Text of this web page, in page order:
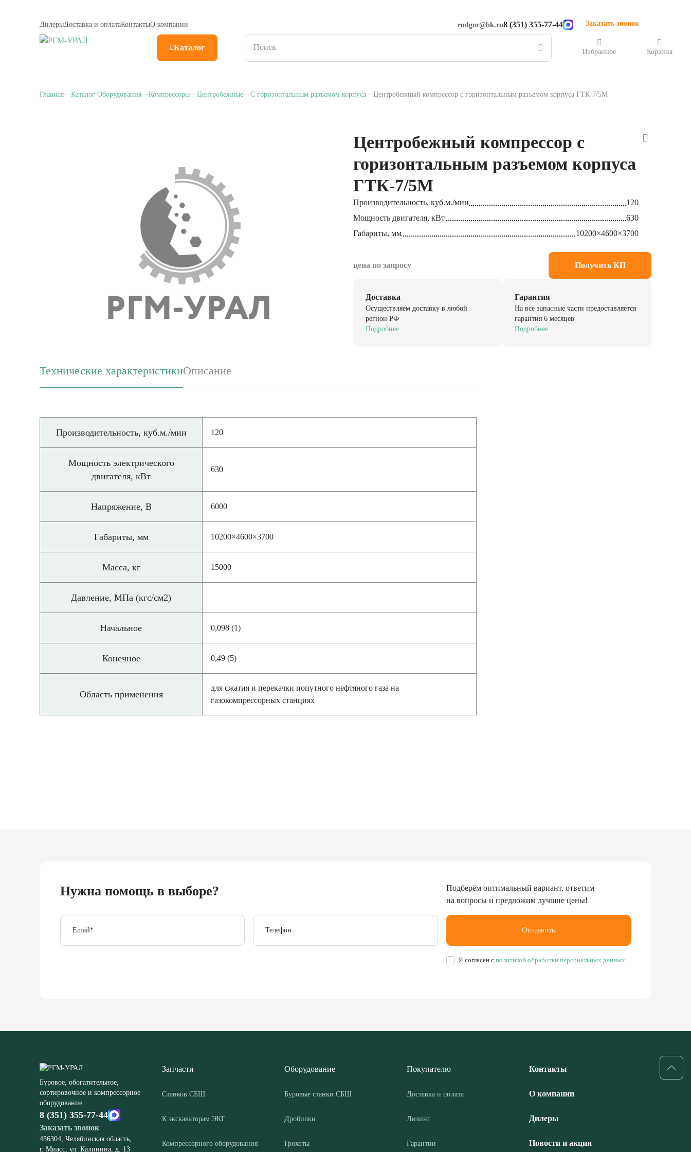
ДилерыДоставка и оплатаКонтактыО компании rudgor@bk.ru8 (351) 355-77-44 Заказать звонок
Каталог Избранное Корзина
Главная Каталог Оборудования Компрессоры Центробежные С горизонтальным разъемом корпуса Центробежный компрессор с горизонтальным разъемом корпуса ГТК-7/5М
Центробежный компрессор с
горизонтальным разъемом корпуса
ГТК-7/5М
Производительность, куб.м./мин
120
Мощность двигателя, кВт
630
Габариты, мм
10200×4600×3700
цена по запросу Получить КП
Доставка
Осуществляем доставку в любой
регион РФ
Подробнее
Гарантия
На все запасные части предоставляется
гарантия 6 месяцев
Подробнее
Технические характеристики
(активная вкладка)
Описание
Производительность, куб.м./мин 120
Мощность электрического
двигателя, кВт
630
Напряжение, В 6000
Габариты, мм 10200×4600×3700
Масса, кг 15000
Давление, МПа (кгс/см2)
Начальное 0,098 (1)
Конечное 0,49 (5)
Область применения
для сжатия и перекачки попутного нефтяного газа на
газокомпрессорных станциях
Нужна помощь в выборе?
Email* Телефон
Я согласен сполитикой обработки персональных данных
Отправить
Подберём оптимальный вариант, ответим
на вопросы и предложим лучшие цены!
Буровое, обогатительное,
сортировочное и компрессорное
оборудование
8 (351) 355-77-44
Заказать звонок
456304, Челябинская область,
г. Миасс, ул. Калинина, д. 13
Запчасти
Станков СБШ
К экскаваторам ЭКГ
Компрессорного оборудования
Оборудование
Буровые станки СБШ
Дробилки
Грохоты
Покупателю
Доставка и оплата
Лизинг
Гарантии
Контакты
О компании
Дилеры
Новости и акции